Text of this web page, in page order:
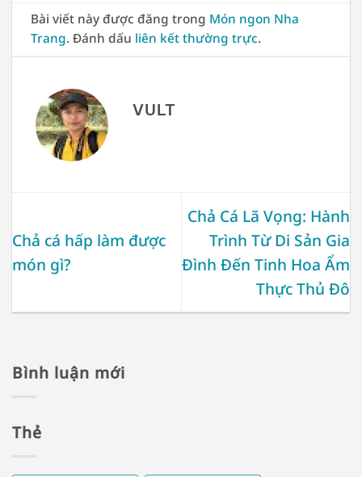
Bài viết này được đăng trong Món ngon Nha
Trang. Đánh dấu liên kết thường trực.
VULT
Chả cá hấp làm được
món gì?
Chả Cá Lã Vọng: Hành
Trình Từ Di Sản Gia
Đình Đến Tinh Hoa Ẩm
Thực Thủ Đô
Bình luận mới
Thẻ